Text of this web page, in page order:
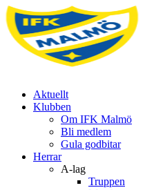
Aktuellt
Klubben
Om IFK Malmö
Bli medlem
Gula godbitar
Herrar
A-lag
Truppen